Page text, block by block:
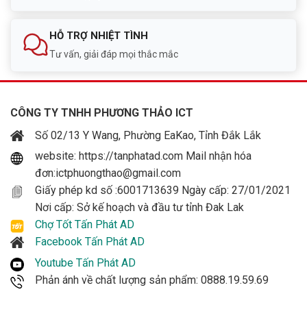
HỖ TRỢ NHIỆT TÌNH
Tư vấn, giải đáp mọi thắc mắc
CÔNG TY TNHH PHƯƠNG THẢO ICT
Số 02/13 Y Wang, Phường EaKao, Tỉnh Đắk Lắk
website: https://tanphatad.com Mail nhận hóa
đơn:ictphuongthao@gmail.com
Giấy phép kd số :6001713639 Ngày cấp: 27/01/2021
Nơi cấp: Sở kế hoạch và đầu tư tỉnh Đak Lak
Chợ Tốt Tấn Phát AD
Facebook Tấn Phát AD
Youtube Tấn Phát AD
Phản ánh về chất lượng sản phẩm: 0888.19.59.69